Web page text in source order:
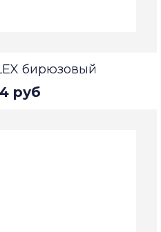
бирюзовый
руб